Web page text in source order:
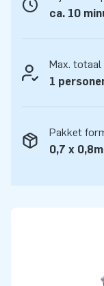
op meerdere
zijn daardoor
Trekrodeo Paard
lever jij met dit
Koop de
Meer dan
Al ruim 15 jaar
in de lucht
ca. 10
Max. totaal
1
Pakket
0,7 x